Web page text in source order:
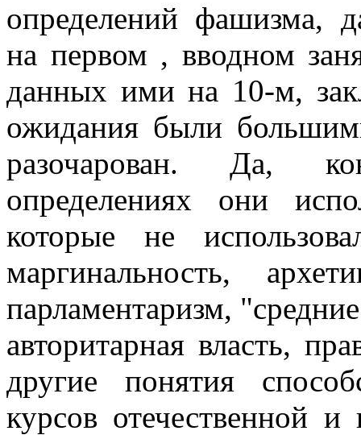
определений фашизма,
на первом , вводном
данных ими на 10-м,
ожидания были
разочарован. Да,
определениях они
которые не
маргинальность,
парламентаризм,
авторитарная власть,
другие понятия
курсов отечественной